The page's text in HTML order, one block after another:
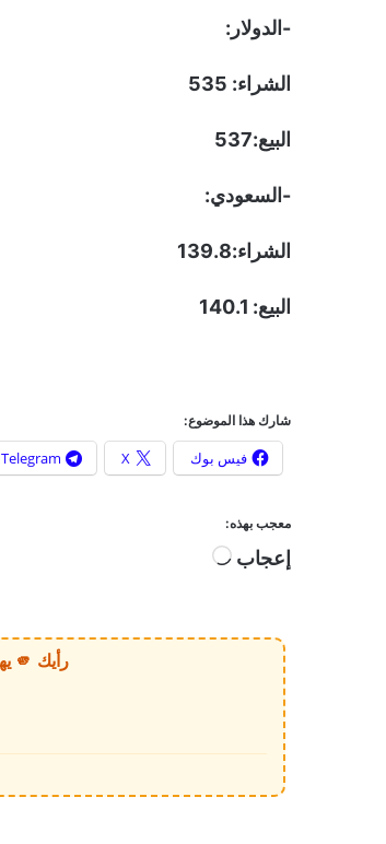
-الدولار:
الشراء: 535
البيع:537
-السعودي:
الشراء:139.8
البيع: 140.1
شارك هذا الموضوع:
فيس بوك X
Telegram
معجب بهذه:
إعجاب
ي
ح
رأيك 🫵 يهمنا، ضع رأيك بالخبر أو الموقع بكل وضوح وصراحة!